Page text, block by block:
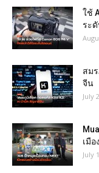
ใช้
ระ
สม
จีน
July
เมื
July